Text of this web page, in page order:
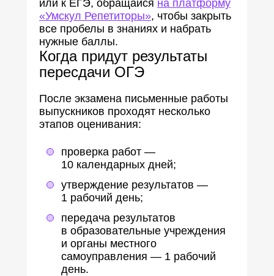
или к ЕГЭ, обращайся на платформу
«Умскул Репетиторы», чтобы закрыть
все пробелы в знаниях и набрать
нужные баллы.
Когда придут результаты
пересдачи ОГЭ
После экзамена письменные работы
выпускников проходят несколько
этапов оценивания:
проверка работ —
10 календарных дней;
утверждение результатов —
1 рабочий день;
передача результатов
в образовательные учреждения
и органы местного
самоуправления — 1 рабочий
день.